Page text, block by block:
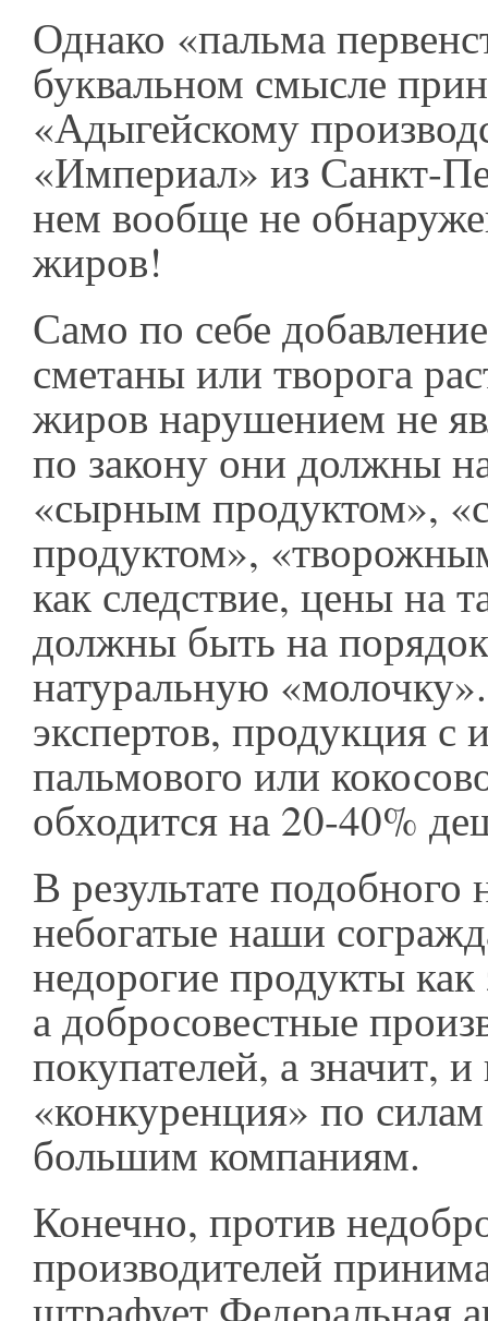
Однако «пальма
буквальном смысле
«Адыгейскому
«Империал» из Санкт-
нем вообще не
жиров!
Само по себе
сметаны или творога
жиров нарушением не
по закону они должны
«сырным продуктом»,
продуктом»,
как следствие, цены на
должны быть на
натуральную
экспертов, продукция с
пальмового или
обходится на 20-40%
В результате подобного
небогатые наши
недорогие продукты как
а добросовестные
покупателей, а значит,
«конкуренция» по
большим компаниям.
Конечно, против
производителей